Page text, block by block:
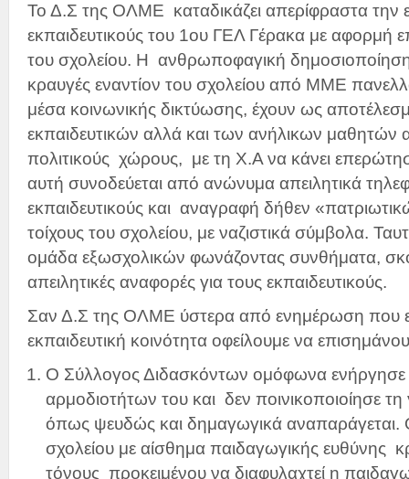
Το Δ.Σ της ΟΛΜΕ καταδικάζει απερίφραστα την
εκπαιδευτικούς του 1ου ΓΕΛ Γέρακα με αφορμή
του σχολείου. Η ανθρωποφαγική δημοσιοποίηση
κραυγές εναντίον του σχολείου από ΜΜΕ
μέσα κοινωνικής δικτύωσης, έχουν ως
εκπαιδευτικών αλλά και των ανήλικων μαθητών
πολιτικούς χώρους, με τη Χ.Α να κάνει
αυτή συνοδεύεται από ανώνυμα απειλητικά
εκπαιδευτικούς και αναγραφή δήθεν
τοίχους του σχολείου, με ναζιστικά σύμβολα.
ομάδα εξωσχολικών φωνάζοντας συνθήματα,
απειλητικές αναφορές για τους εκπαιδευτικούς.
Σαν Δ.Σ της ΟΛΜΕ ύστερα από ενημέρωση που
εκπαιδευτική κοινότητα οφείλουμε να
Ο Σύλλογος Διδασκόντων ομόφωνα ενήργησε
αρμοδιοτήτων του και δεν ποινικοποιοίησε
όπως ψευδώς και δημαγωγικά αναπαράγεται.
σχολείου με αίσθημα παιδαγωγικής ευθύνης
τόνους προκειμένου να διαφυλαχτεί η